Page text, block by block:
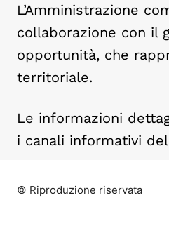
L’Amministrazione
collaborazione con il
opportunità, che
territoriale.
Le informazioni
i canali informativi
© Riproduzione riservata